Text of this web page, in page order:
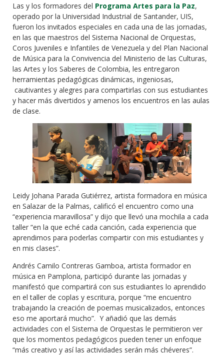
Las y los formadores del Programa Artes para la Paz,
operado por la Universidad Industrial de Santander, UIS,
fueron los invitados especiales en cada una de las jornadas,
en las que maestros del Sistema Nacional de Orquestas,
Coros Juveniles e Infantiles de Venezuela y del Plan Nacional
de Música para la Convivencia del Ministerio de las Culturas,
las Artes y los Saberes de Colombia, les entregaron
herramientas pedagógicas dinámicas, ingeniosas,
cautivantes y alegres para compartirlas con sus estudiantes
y hacer más divertidos y amenos los encuentros en las aulas
de clase.
Leidy Johana Parada Gutiérrez, artista formadora en música
en Salazar de la Palmas, calificó el encuentro como una
“experiencia maravillosa” y dijo que llevó una mochila a cada
taller “en la que eché cada canción, cada experiencia que
aprendimos para poderlas compartir con mis estudiantes y
en mis clases”.
Andrés Camilo Contreras Gamboa, artista formador en
música en Pamplona, participó durante las jornadas y
manifestó que compartirá con sus estudiantes lo aprendido
en el taller de coplas y escritura, porque “me encuentro
trabajando la creación de poemas musicalizados, entonces
eso me aportará mucho”. Y añadió que las demás
actividades con el Sistema de Orquestas le permitieron ver
que los momentos pedagógicos pueden tener un enfoque
“más creativo y así las actividades serán más chéveres”.